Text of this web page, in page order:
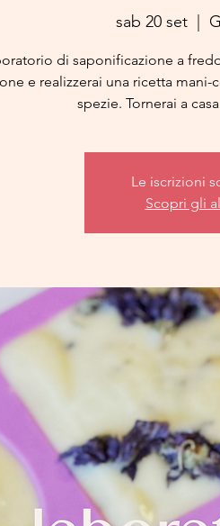
sab 20 set
di saponificazione a
e realizzerai una ricetta
spezie. Tornerai a
Le iscrizioni
Scopri gli